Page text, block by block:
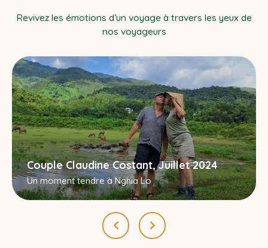
Revivez les émotions d’un voyage à travers les yeux de
nos voyageurs
Couple Claudine Costant, Juillet 2024
Un moment tendre à Nghia Lo